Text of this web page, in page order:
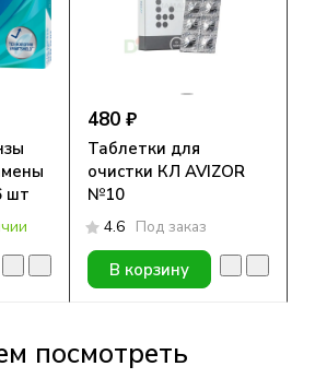
шт
480 ₽
Таблетки для
очистки КЛ AVIZOR
№10
4.6 Под заказ
В корзину
посмотреть